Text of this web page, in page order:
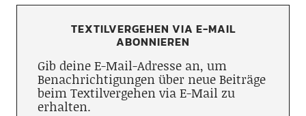
TEXTILVERGEHEN VIA E-MAIL
ABONNIEREN
Gib deine E-Mail-Adresse an, um
Benachrichtigungen über neue Beiträge
beim Textilvergehen via E-Mail zu
erhalten.